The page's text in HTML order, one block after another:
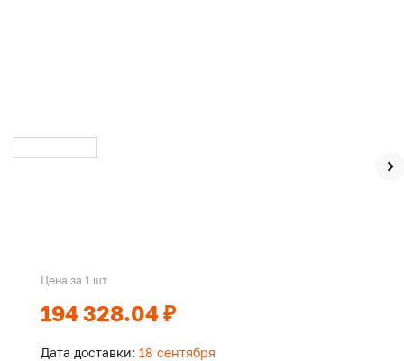
Цена за 1 шт
194 328.04 ₽
Дата доставки: 18 сентября